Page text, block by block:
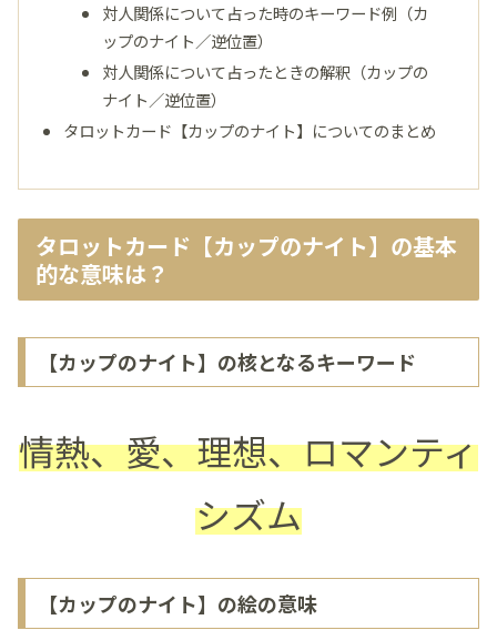
対人関係について占った時のキーワード例（カ
ップのナイト／逆位置）
対人関係について占ったときの解釈（カップの
ナイト／逆位置）
タロットカード【カップのナイト】についてのまとめ
タロットカード【カップのナイト】の基本
的な意味は？
【カップのナイト】の核となるキーワード
情熱、愛、理想、ロマンティ
シズム
【カップのナイト】の絵の意味